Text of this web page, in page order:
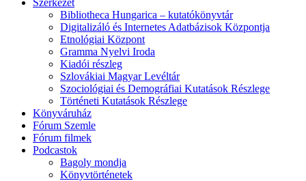
Szerkezet
Bibliotheca Hungarica – kutatókönyvtár
Digitalizáló és Internetes Adatbázisok Központja
Etnológiai Központ
Gramma Nyelvi Iroda
Kiadói részleg
Szlovákiai Magyar Levéltár
Szociológiai és Demográfiai Kutatások Részlege
Történeti Kutatások Részlege
Könyváruház
Fórum Szemle
Fórum filmek
Podcastok
Bagoly mondja
Könyvtörténetek